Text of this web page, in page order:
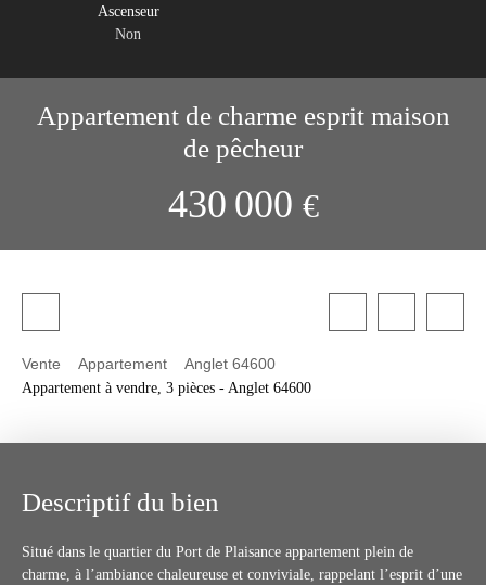
Ascenseur
Non
Appartement de charme esprit maison
de pêcheur
430 000 €
Vente Appartement
Anglet 64600
Appartement à vendre, 3 pièces - Anglet 64600
Descriptif du bien
Situé dans le quartier du Port de Plaisance appartement plein de
charme, à l’ambiance chaleureuse et conviviale, rappelant l’esprit d’une